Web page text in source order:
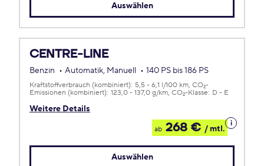
Auswählen
CENTRE-LINE
Benzin Automatik, Manuell 140 PS bis 186 PS
Weitere Details
Kraftstoffverbrauch (kombiniert): 5,5 - 6,1 l/100 km CO2-
Emissionen (kombiniert): 123,0 - 137,0 g/km CO2-Klasse: D - E
ab 268 € / mtl.
Details
zum
Auswählen